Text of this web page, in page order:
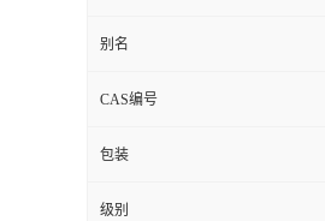
别名
CAS编号
包装
级别